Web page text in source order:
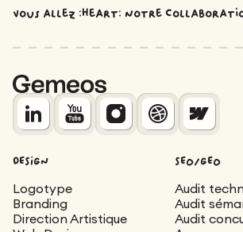
Vous allez :heart: notre
DESIGN
Logotype
Branding
Direction Artistique
SEO/GEO
Audit
Audit
Audit